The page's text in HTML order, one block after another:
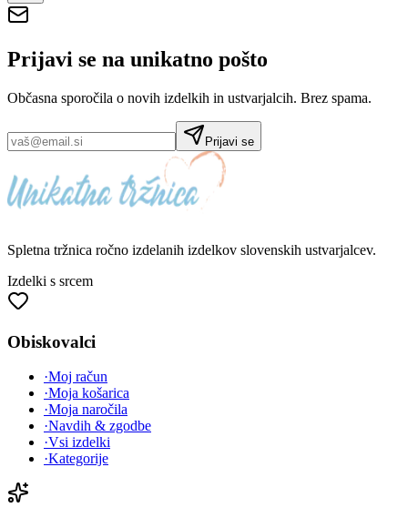
Prijavi se na unikatno pošto
Občasna sporočila o novih izdelkih in ustvarjalcih. Brez spama.
Prijavi se
Spletna tržnica ročno izdelanih izdelkov slovenskih ustvarjalcev.
Izdelki s srcem
Obiskovalci
·Moj račun
·Moja košarica
·Moja naročila
·Navdih & zgodbe
·Vsi izdelki
·Kategorije